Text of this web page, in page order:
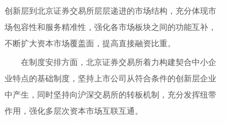
创新层到北京证券交易所层层递进的市场结构，充分体现市
场包容性和服务精准性，强化各市场板块之间的功能互补，
不断扩大资本市场覆盖面，提高直接融资比重。
在制度安排方面，北京证券交易所着力构建契合中小企
业特点的基础制度，坚持上市公司从符合条件的创新层企业
中产生，同时坚持向沪深交易所的转板机制，充分发挥纽带
作用，强化多层次资本市场互联互通。